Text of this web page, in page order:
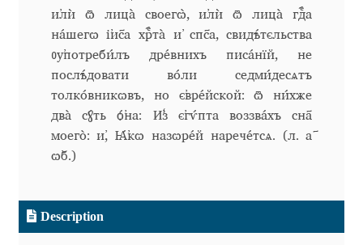
Benjamin Critton
Berthold Wolpe
Berton Hasebe
Bohdan Hdal
Boris Garic
и҆лѝ ѿ лица̀ своегѡ̀, и҆лѝ ѿ лица̀ гдⷭ҇а
на́шегѡ і҆и҃са хрⷭ҇та̀ и҆ сп҃са, свидѣ́тєльства
ᲂу҆потреби́лъ дре́внихъ писа́нїй, не
послѣ́довати во́ли седми́десѧтъ
толко́вникѡвъ, но є҆вре́йской: ѿ ни́хже
два̀ сꙋ́ть ѻ҆́на: И҆з̾ є҆гѵ́пта воззва́хъ сн҃а
моего̀: и҆, Ꙗ҆́кѡ назѡре́й нарече́тсѧ. (л. а҃
ѡ҆б.)
Description